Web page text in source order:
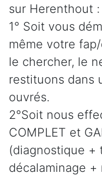
sur Herenthout :
1° Soit vous
même votre
le chercher, le
restituons dans
ouvrés.
2°Soit nous
COMPLET et
(diagnostique +
décalaminage